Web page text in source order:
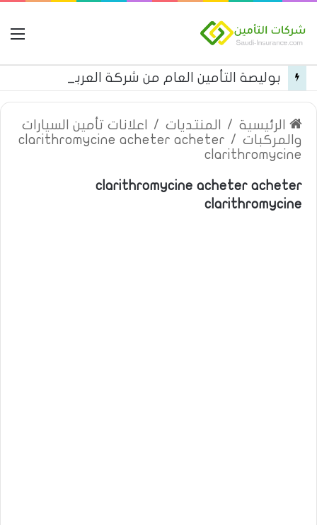
الرئيسية / المنتديات /
اعلانات تأمين السيارات
والمركبات /
clarithromycine acheter acheter
clarithromycine
clarithromycine acheter acheter
clarithromycine